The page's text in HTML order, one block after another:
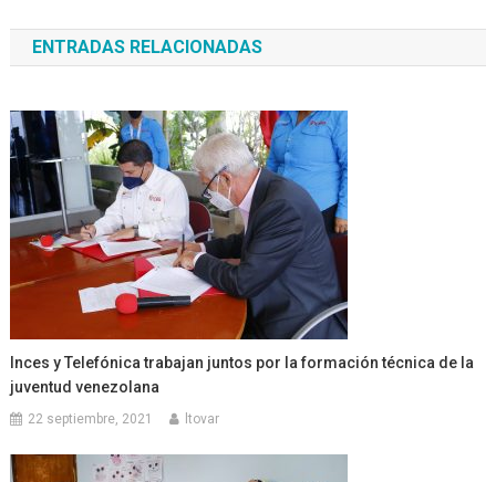
de
entradas
ENTRADAS RELACIONADAS
Inces y Telefónica trabajan juntos por la formación técnica de la
juventud venezolana
22 septiembre, 2021 ltovar